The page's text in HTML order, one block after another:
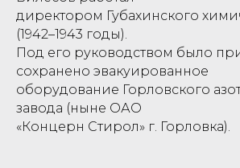
директором Губахинского
(1942–1943 годы).
Под его руководством было
сохранено эвакуированное
оборудование Горловского
завода (ныне ОАО
«Концерн Стирол» г. Горловка).